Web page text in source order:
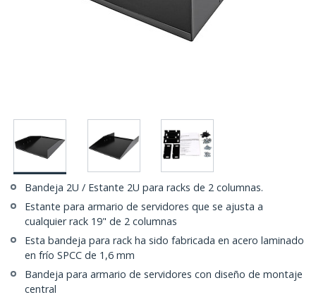
Bandeja 2U / Estante 2U para racks de 2 columnas.
Estante para armario de servidores que se ajusta a
cualquier rack 19" de 2 columnas
Esta bandeja para rack ha sido fabricada en acero laminado
en frío SPCC de 1,6 mm
Bandeja para armario de servidores con diseño de montaje
central